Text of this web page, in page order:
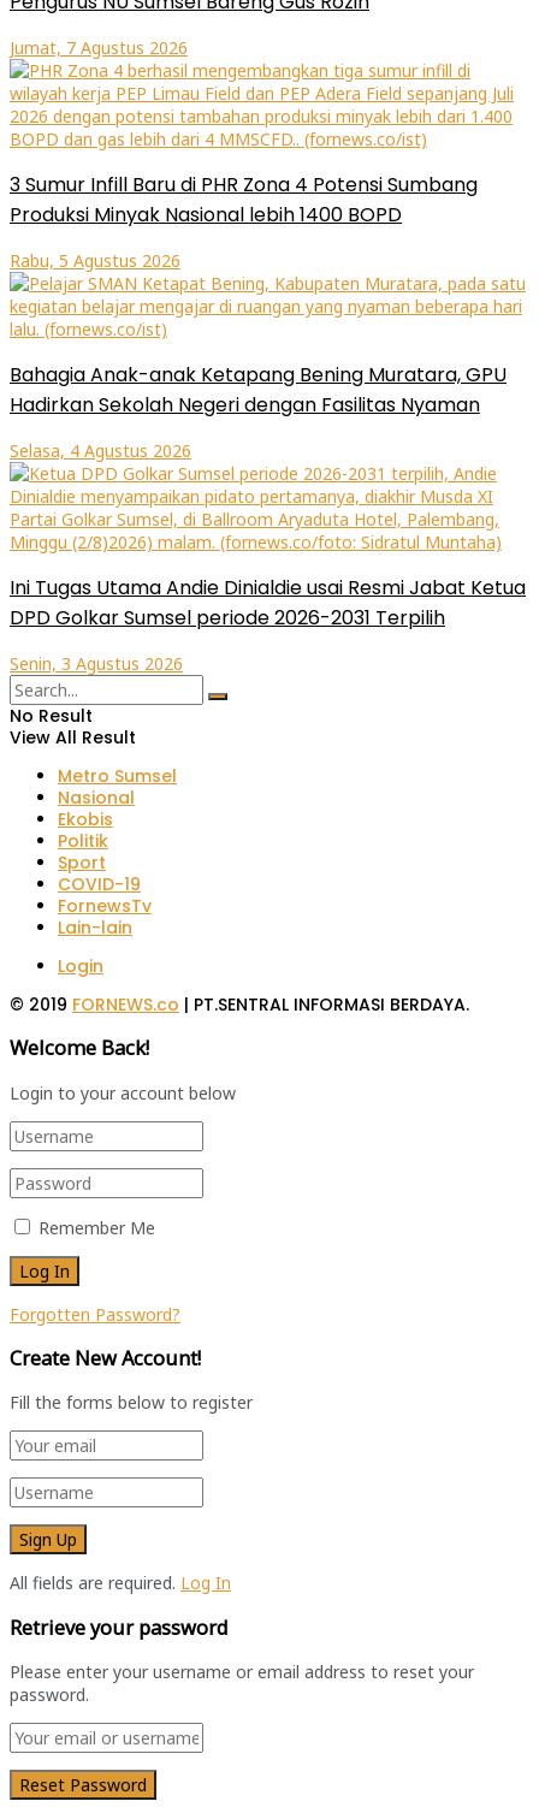
Jumat, 7 Agustus 2026
3 Sumur Infill Baru di PHR Zona 4 Potensi Sumbang
Produksi Minyak Nasional lebih 1400 BOPD
Rabu, 5 Agustus 2026
Bahagia Anak-anak Ketapang Bening Muratara, GPU
Hadirkan Sekolah Negeri dengan Fasilitas Nyaman
Selasa, 4 Agustus 2026
Ini Tugas Utama Andie Dinialdie usai Resmi Jabat Ketua
DPD Golkar Sumsel periode 2026-2031 Terpilih
Senin, 3 Agustus 2026
No Result
View All Result
Metro Sumsel
Nasional
Ekobis
Politik
Sport
COVID-19
FornewsTv
Lain-lain
Login
© 2019 FORNEWS.co | PT.SENTRAL INFORMASI BERDAYA.
Welcome Back!
Login to your account below
Remember Me
Forgotten Password?
Create New Account!
Fill the forms below to register
All fields are required. Log In
Retrieve your password
Please enter your username or email address to reset your
password.